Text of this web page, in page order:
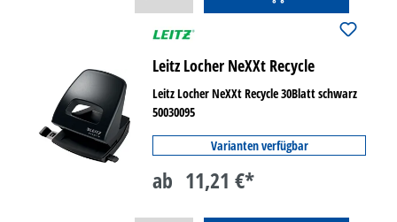
Leitz Locher NeXXt Recycle
Leitz Locher NeXXt Recycle 30Blatt schwarz
50030095
Varianten verfügbar
ab 11,21 €*